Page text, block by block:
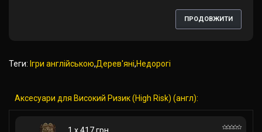
ПРОДОВЖИТИ
Теги: Ігри англійською,Дерев'яні,Недорогі
Аксесуари для Високий Ризик (High Risk) (англ):